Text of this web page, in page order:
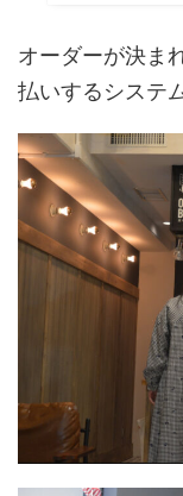
オーダーが決ま
払いするシステ